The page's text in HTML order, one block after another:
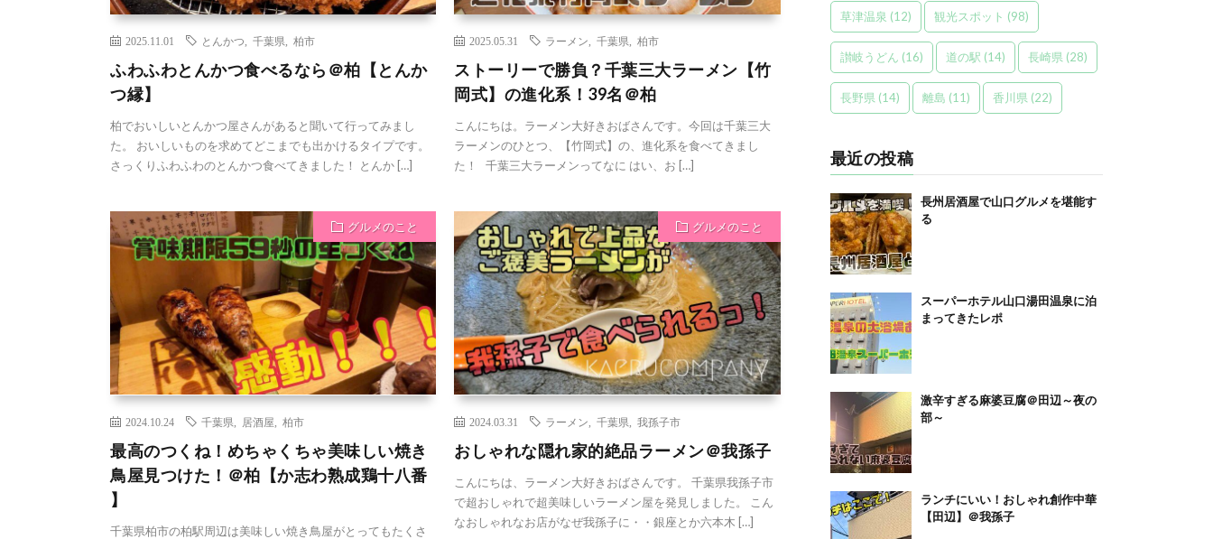
2025.11.01 とんかつ 千葉県 柏市
ふわふわとんかつ食べるなら＠柏【とんか
つ縁】
柏でおいしいとんかつ屋さんがあると聞いて行ってみまし
た。 おいしいものを求めてどこまでも出かけるタイプです。
さっくりふわふわのとんかつ食べてきました！ とんか […]
2025.05.31 ラーメン ,千葉県 ,柏市
ストーリーで勝負？千葉三大ラーメン【竹
岡式】の進化系！39名＠柏
こんにちは。ラーメン大好きおばさんです。今回は千葉三大
ラーメンのひとつ、【竹岡式】の、進化系を食べてきまし
た！ 千葉三大ラーメンってなに はい、お […]
グルメのこと
2024.10.24 千葉県 居酒屋 柏市
最高のつくね！めちゃくちゃ美味しい焼き
鳥屋見つけた！＠柏【か志わ熟成鶏十八番
】
千葉県柏市の柏駅周辺は美味しい焼き鳥屋がとってもたくさ
グルメのこと
2024.03.31 ラーメン ,千葉県 ,我孫子市
おしゃれな隠れ家的絶品ラーメン＠我孫子
こんにちは、ラーメン大好きおばさんです。 千葉県我孫子市
で超おしゃれで超美味しいラーメン屋を発見しました。 こん
なおしゃれなお店がなぜ我孫子に・・銀座とか六本木 […]
草津温泉 (12) 観光スポット (98)
讃岐うどん (16) 道の駅 (14) 長崎県 (28)
長野県 (14) 離島 (11) 香川県 (22)
最近の投稿
長州居酒屋で山口グルメを堪能す
る
スーパーホテル山口湯田温泉に泊
まってきたレポ
激辛すぎる麻婆豆腐＠田辺～夜の
部～
ランチにいい！おしゃれ創作中華
【田辺】＠我孫子